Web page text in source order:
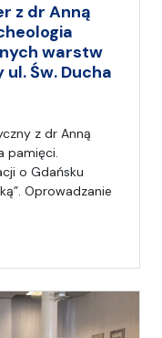
z dr Anną
warstw
Św. Ducha
z dr Anną
pamięci.
o Gdańsku
Oprowadzanie